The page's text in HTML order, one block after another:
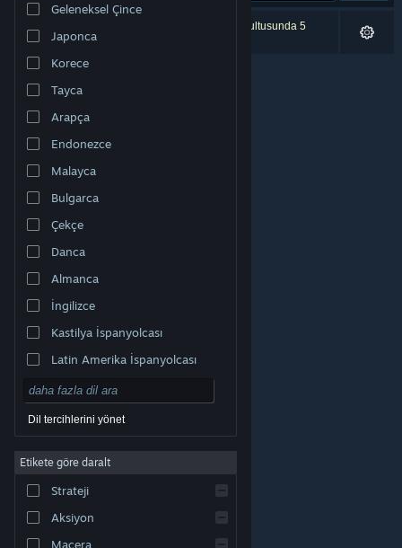
Dili değiştir
Steam mobil uygulamasını yükle
Masaüstü internet sitesini görüntüle
markalar, ABD ve diğer ülkelerde ilgili sahiplerinin
Erişilebilirlik |
Çerezler
Geleneksel Çince
Japonca
Korece
Tayca
Arapça
Endonezce
Malayca
Bulgarca
Çekçe
Danca
Almanca
İngilizce
Kastilya İspanyolcası
Latin Amerika İspanyolcası
Dil tercihlerini yönet
Etikete göre daralt
Strateji
Aksiyon
Macera
0 sonuç aramanızla eşleşiyor. Tercihleriniz doğrultusunda 5
ürün dâhil edilmedi.